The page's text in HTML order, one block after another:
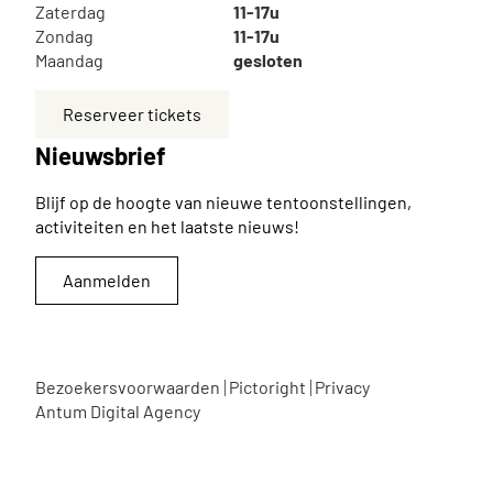
Zaterdag
11-17u
Zondag
11-17u
Maandag
gesloten
Reserveer tickets
Nieuwsbrief
Blijf op de hoogte van nieuwe tentoonstellingen,
activiteiten en het laatste nieuws!
Aanmelden
Bezoekersvoorwaarden Pictoright Privacy
Antum Digital Agency